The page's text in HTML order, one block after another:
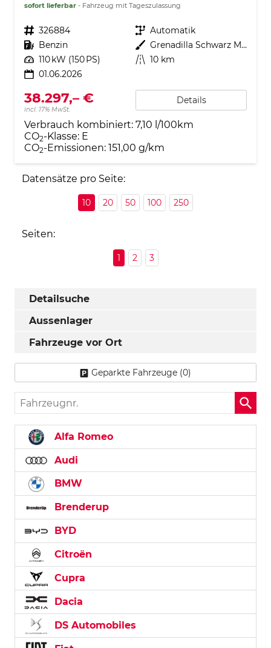
sofort lieferbar Fahrzeug mit Tageszulassung
Fahrzeugnr. 326884 Getriebe Automatik
Kraftstoff Benzin Außenfarbe
Grenadilla Schwarz Metallic
Leistung 110 kW (150 PS) Kilometerstand 10 km
01.06.2026
38.297,– €
incl. 17% MwSt.
Details
Verbrauch kombiniert: 7,10 l/100km
CO2-Klasse: E
CO2-Emissionen: 151,00 g/km
Datensätze pro Seite:
10 20 50 100 250
Seiten:
1 2 3
Detailsuche
Aussenlager
Fahrzeuge vor Ort
Geparkte Fahrzeuge (0)
Fahrzeugnr.
Alfa Romeo
Audi
BMW
Brenderup
BYD
Citroën
Cupra
Dacia
DS Automobiles